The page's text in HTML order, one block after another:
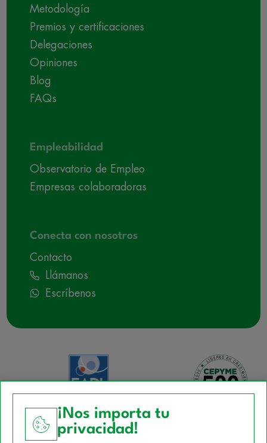
Metodología
Premios y certificaciones
Delegaciones
Opiniones
Blog
FAQs
Empleabilidad
Observatorio de Empleo
Empresas colaboradoras
Conecta con nosotros
Contacto
Llámanos
Escríbenos
¡Nos importa tu
privacidad!